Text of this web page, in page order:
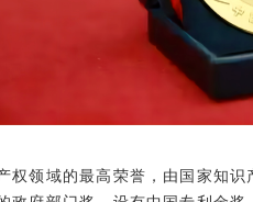
权领域的最高荣誉，由国家知